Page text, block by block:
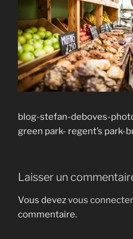
blog-stefan-deboves-
green park- regent’s park-
Laisser un
Vous devezvous connecter
commentaire.